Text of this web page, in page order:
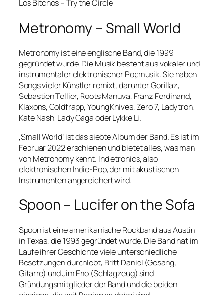
Los Bitchos – Try the Circle
Metronomy – Small World
Metronomy ist eine englische Band, die 1999
gegründet wurde. Die Musik besteht aus vokaler und
instrumentaler elektronischer Popmusik. Sie haben
Songs vieler Künstler remixt, darunter Gorillaz,
Sebastien Tellier, Roots Manuva, Franz Ferdinand,
Klaxons, Goldfrapp, Young Knives, Zero 7, Ladytron,
Kate Nash, Lady Gaga oder Lykke Li.
‚Small World‘ ist das siebte Album der Band. Es ist im
Februar 2022 erschienen und bietet alles, was man
von Metronomy kennt. Indietronics, also
elektronischen Indie-Pop, der mit akustischen
Instrumenten angereichert wird.
Spoon – Lucifer on the Sofa
Spoon ist eine amerikanische Rockband aus Austin
in Texas, die 1993 gegründet wurde. Die Band hat im
Laufe ihrer Geschichte viele unterschiedliche
Besetzungen durchlebt, Britt Daniel (Gesang,
Gitarre) und Jim Eno (Schlagzeug) sind
Gründungsmitglieder der Band und die beiden